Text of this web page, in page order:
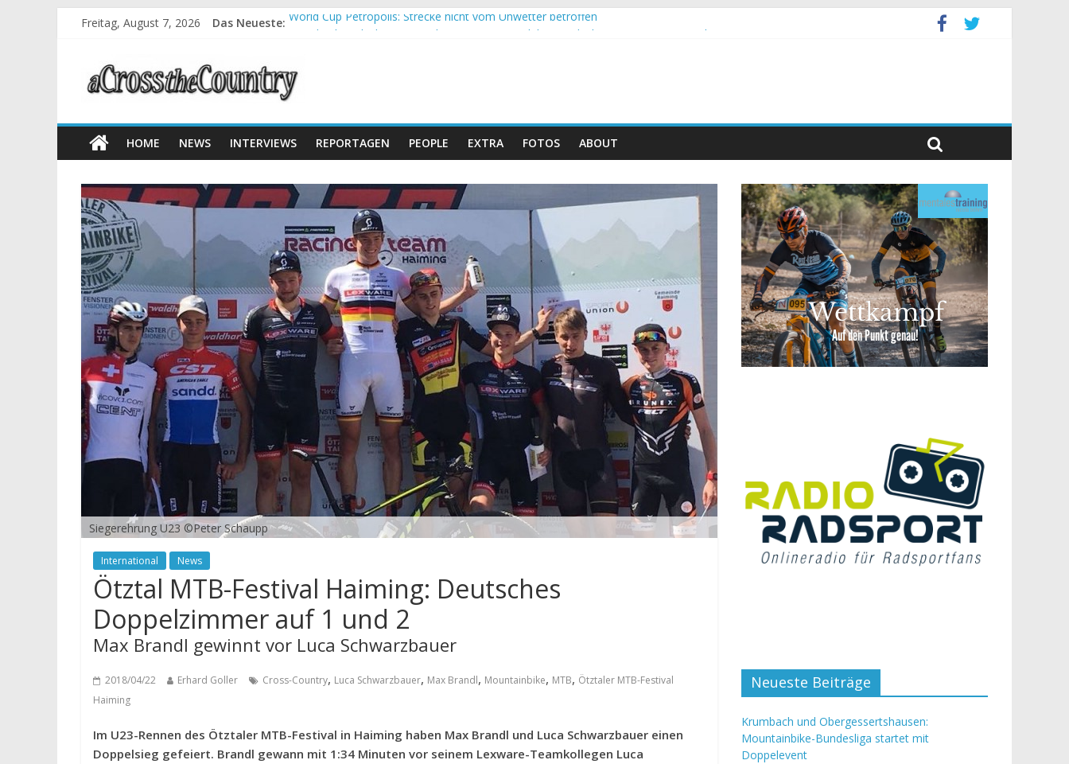
Freitag, August 7, 2026 Das Neueste: World Cup Petropolis: Strecke nicht vom Unwetter betroffen
Halbzeit beim Andalucia Bike Race: Weltmeister Seewald führt
Chelva: Schweizer Doppelsieg beim ersten XCO-Rennen der Saison
HOME NEWS INTERVIEWS REPORTAGEN PEOPLE EXTRA FOTOS ABOUT
Siegerehrung U23 ©Peter Schaupp
International News
Ötztal MTB-Festival Haiming: Deutsches
Doppelzimmer auf 1 und 2
Max Brandl gewinnt vor Luca Schwarzbauer
2018/04/22 Erhard Goller Cross-Country, Luca Schwarzbauer, Max Brandl, Mountainbike, MTB, Ötztaler MTB-Festival
Haiming
Im U23-Rennen des Ötztaler MTB-Festival in Haiming haben Max Brandl und Luca Schwarzbauer einen
Doppelsieg gefeiert. Brandl gewann mit 1:34 Minuten vor seinem Lexware-Teamkollegen Luca
Neueste Beiträge
Krumbach und Obergessertshausen:
Mountainbike-Bundesliga startet mit
Doppelevent